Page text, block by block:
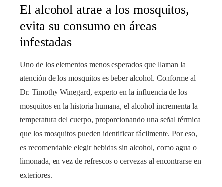
El alcohol atrae a los mosquitos,
evita su consumo en áreas
infestadas
Uno de los elementos menos esperados que llaman la
atención de los mosquitos es beber alcohol. Conforme al
Dr. Timothy Winegard, experto en la influencia de los
mosquitos en la historia humana, el alcohol incrementa la
temperatura del cuerpo, proporcionando una señal térmica
que los mosquitos pueden identificar fácilmente. Por eso,
es recomendable elegir bebidas sin alcohol, como agua o
limonada, en vez de refrescos o cervezas al encontrarse en
exteriores.